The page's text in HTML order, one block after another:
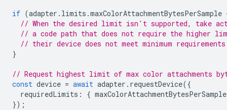
if (adapter . limits .maxColorAttachmentBytesPerSample
// When the desired limit isn't supported, take
// a code path that does not require the higher
// their device does not meet minimum
}
// Request highest limit of max color attachments
const device = await adapter . requestDevice({
requiredLimits : { maxColorAttachmentBytesPerSample
});